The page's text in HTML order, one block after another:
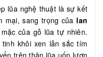
lũa nghệ thuật là sự kết
mại, sang trọng của lan
của gỗ lũa tự nhiên.
tinh khôi xen lẫn sắc tím